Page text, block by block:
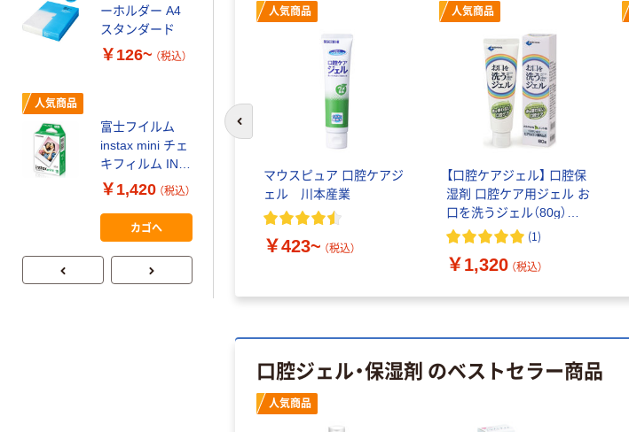
オー
￥348~ （税込）
人気商品
マウスピュア 口腔ケアジ
ェル 川本産業
￥423~ （税込）
人気商品
【口腔ケアジェル】 口腔保
湿剤 口腔ケア用ジェル お
口を洗うジェル（80g）
OG80 1本 日本歯科薬品
(1)
￥1,320 （税込）
口腔ジェル・保湿剤 のベストセラー商品
人気商品
ーホルダー A4
スタンダード
￥126~ （税込）
人気商品
富士フイルム
instax mini チェ
キフィルム INS
MINI JP1 1パッ
ク（10枚入り）
￥1,420 （税込）
カゴへ
コピー用紙 マ
ルチペーパー
スーパーエコノ
￥149~ （税込）
本気プライス
スクル 現場のチ
カラ 厚さ
0.22mm 布テー
￥145~
アスクルオリジ
ナル ラミネー
トフィルム A4
サイズ
100μ（ミクロン）
￥458~ （税込）
本気プライス
中判 再生紙
100％ 200枚
FSC認証 シング
ル 大王製紙共同
￥149~